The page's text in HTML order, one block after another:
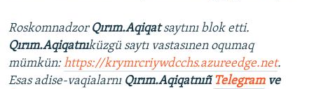
Roskomnadzor Qırım.Aqiqatsaytını blok etti.
Qırım.Aqiqatnıküzgü saytı vastasınen oqumaq
mümkün:https://krymrcriywdcchs.azureedge.net.
Esas adise-vaqialarnı Qırım.Aqiqatnıñ Telegramve